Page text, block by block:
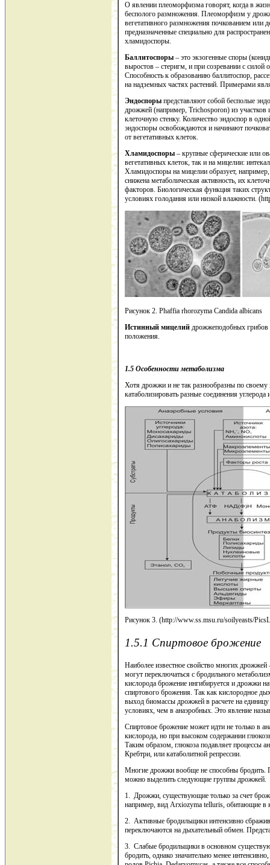
О явлении плеоморфизма говорят, когда в
бесполого размножения. Плеоморфизм у
вегетативного размножения почкованием
предназначенные специально для
хламидоспоры.
Баллитоспоры – это экзогенные споры
выростов – стеригм, и при созревании с силой
Способность к образованию баллитоспор,
на надземных частях растений. Примерами
Эндоспоры представляют собой бесполые
дрожжей (например, Trichosporon) из
клеточную стенку. Количество эндоспор в
эндоспоры освобождаются и начинают
от вегетативных клеток.
Хламидоспоры – крупные сферические или
вегетативных клеток, так и на мицелии:
Хламидоспоры на мицелии образует,
снижена метаболическая активность, их
факторов. Биологическая функция таких
условиях голодания или низкой влажности.
Рисунок 2. Phaffia rhorozyma Candida albicans
Истинный мицелий дрожжеподобных грибов
положения.
1.5 Особенности метаболизма
Хотя дрожжи и не так разнообразны по
катаболизировать разные соединения
Рисунок 3. (http://www.ss.msu.ru/soilyeasts/
1.5.1 Спиртовое брожение
Наиболее известное свойство многих
могут переключаться с бродильного
кислорода брожение ингибируется и дрожжи
спиртового брожения. Так как кислородное
выход биомассы дрожжей в расчете на
условиях, чем в анаэробных. Это явление
Спиртовое брожение может идти не только в
кислорода, но при высоком содержании
Таким образом, глюкоза подавляет процессы
Кребтри, или катаболитной репрессии.
Многие дрожжи вообще не способны
можно выделить следующие группы дрожжей.
1. Дрожжи, существующие только за счет
например, вид Arxiozyma telluris, обитающие в
2. Активные бродильщики интенсивно
переключаются на дыхательный обмен.
3. Слабые бродильщики в основном
бродить, однако значительно менее